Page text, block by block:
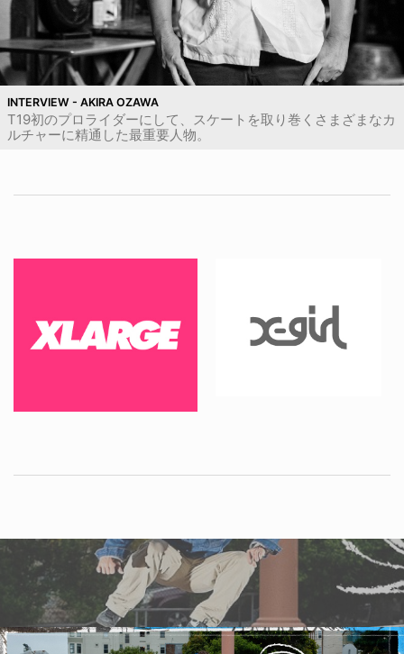
INTERVIEW - AKIRA OZAWA
T19初のプロライダーにして、スケートを取り巻くさまざまなカ
ルチャーに精通した最重要人物。